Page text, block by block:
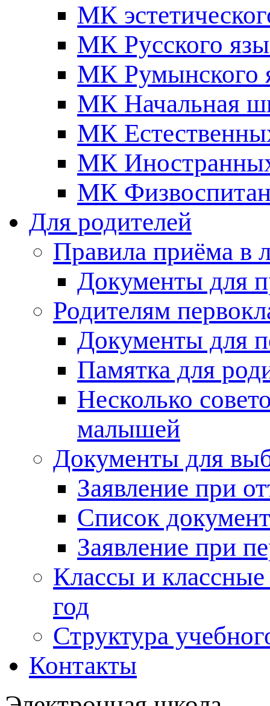
МК
МК Русского
МК Румынского
МК Начальная
МК
МК
МК
Для родителей
Правила приёма в
Документы для
Родителям
Документы для
Памятка для
Несколько
малышей
Документы для
Заявление при
Список
Заявление при
Классы и
год
Структура
Контакты